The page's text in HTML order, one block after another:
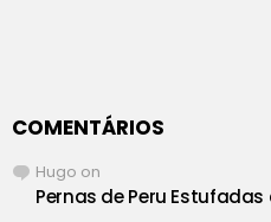
COMENTÁRIOS
Hugo on
Pernas de Peru